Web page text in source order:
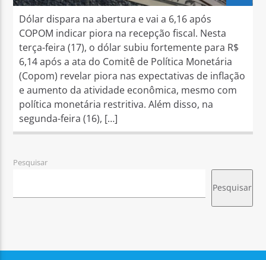
Dólar dispara na abertura e vai a 6,16 após
COPOM indicar piora na recepção fiscal. Nesta
terça-feira (17), o dólar subiu fortemente para R$
6,14 após a ata do Comitê de Política Monetária
(Copom) revelar piora nas expectativas de inflação
e aumento da atividade econômica, mesmo com
política monetária restritiva. Além disso, na
segunda-feira (16), […]
Pesquisar
Pesquisar